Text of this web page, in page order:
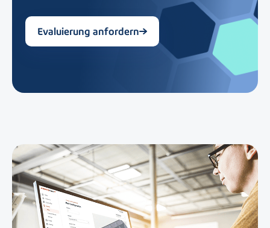
Evaluierung anfordern